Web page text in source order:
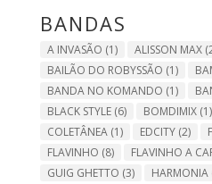
BANDAS
A INVASÃO (1) ALISSON MAX
BAILÃO DO ROBYSSÃO (1)
BANDA NO KOMANDO (1)
BLACK STYLE(6) BOMDIMIX(1)
COLETÂNEA(1) EDCITY(2)
FLAVINHO (8) FLAVINHO A
GUIG GHETTO (3) HARMONIA